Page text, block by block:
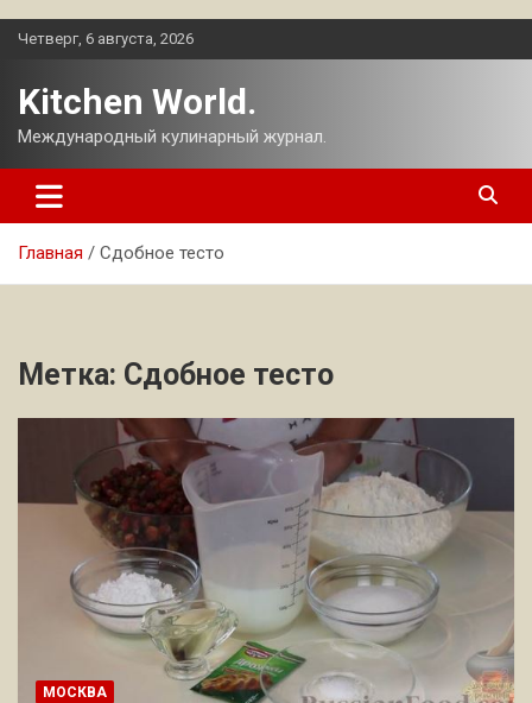
Перейти
Четверг, 6 августа, 2026
Kitchen World.
Международный кулинарный журнал.
Главная Сдобное тесто
Метка: Сдобное тесто
МОСКВА